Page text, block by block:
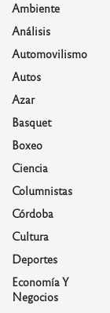
Ambiente
Análisis
Automovilismo
Autos
Azar
Basquet
Boxeo
Ciencia
Columnistas
Córdoba
Cultura
Deportes
Economía Y
Negocios